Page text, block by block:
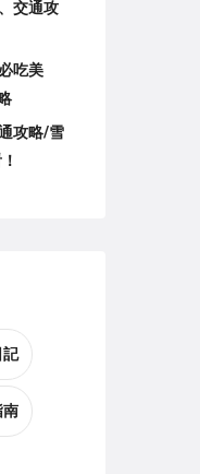
交通攻
吃美
攻略/雪
記
南